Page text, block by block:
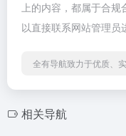
上的内容，都属于合
以直接联系网站管理员
全有导航致力于优质、
相关导航